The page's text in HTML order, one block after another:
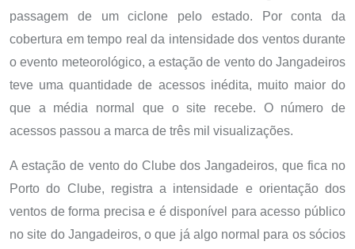
passagem de um ciclone pelo estado. Por conta da
cobertura em tempo real da intensidade dos ventos durante
o evento meteorológico, a estação de vento do Jangadeiros
teve uma quantidade de acessos inédita, muito maior do
que a média normal que o site recebe. O número de
acessos passou a marca de três mil visualizações.
A estação de vento do Clube dos Jangadeiros, que fica no
Porto do Clube, registra a intensidade e orientação dos
ventos de forma precisa e é disponível para acesso público
no site do Jangadeiros, o que já algo normal para os sócios